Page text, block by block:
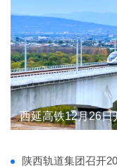
陕西轨道集团督
西延高铁12月26日
陕西轨道集团督
陕西轨道集团召开